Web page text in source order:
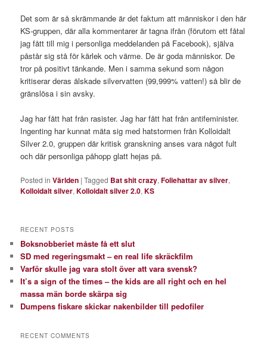
Det som är så skrämmande är det faktum att människor i den här
KS-gruppen, där alla kommentarer är tagna ifrån (förutom ett fåtal
jag fått till mig i personliga meddelanden på Facebook), själva
påstår sig stå för kärlek och värme. De är goda människor. De
tror på positivt tänkande. Men i samma sekund som någon
kritiserar deras älskade silvervatten (99,999% vatten!) så blir de
gränslösa i sin avsky.
Jag har fått hat från rasister. Jag har fått hat från antifeminister.
Ingenting har kunnat mäta sig med hatstormen från Kolloidalt
Silver 2.0, gruppen där kritisk granskning anses vara något fult
och där personliga påhopp glatt hejas på.
Posted in Världen |Tagged Bat shit crazy,Foliehattar av silver,
Kolloidalt silver,Kolloidalt silver 2.0,KS
RECENT POSTS
Boksnobberiet måste få ett slut
SD med regeringsmakt – en real life skräckfilm
Varför skulle jag vara stolt över att vara svensk?
It’s a sign of the times – the kids are all right och en hel
massa män borde skärpa sig
Dumpens fiskare skickar nakenbilder till pedofiler
RECENT COMMENTS